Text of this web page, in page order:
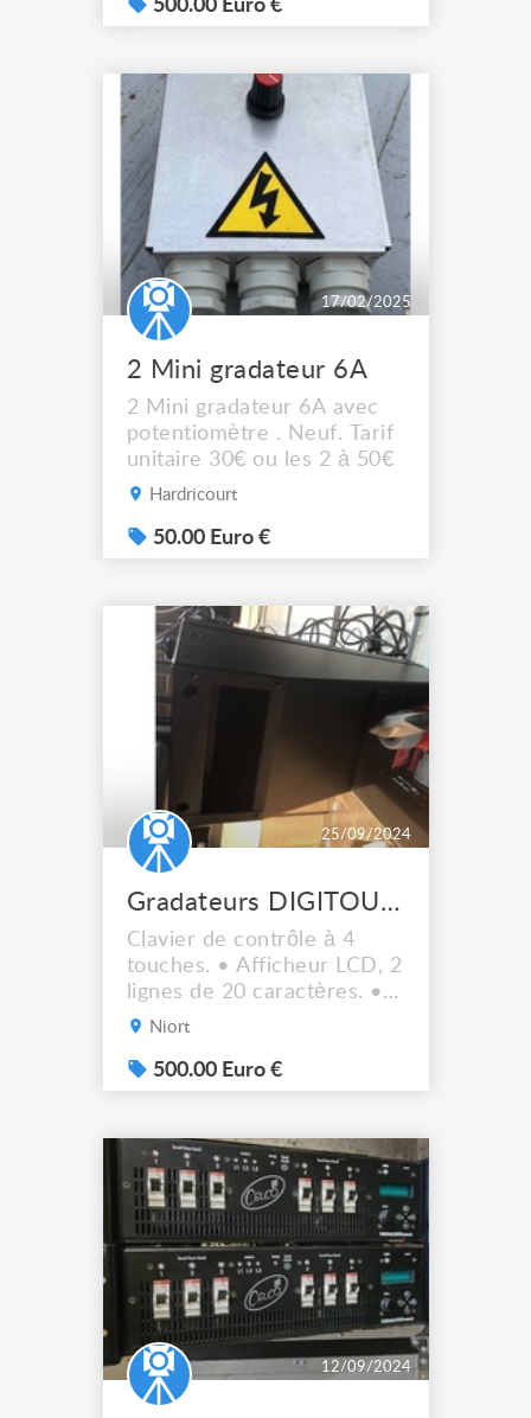
63A tri - 6 sorties 32A
mono a venir voir sur
prix unitaire: 600€ TTC soit
500€ HT
500.00 Euro €
17/02/2025
2 Mini gradateur 6A
2 Mini gradateur 6A avec
potentiomètre . Neuf. Tarif
unitaire 30€ ou les 2 à 50€
Hardricourt
50.00 Euro €
25/09/2024
Gradateurs DIGITOUR 6 Protocole DMX 512
Clavier de contrôle à 4
touches. • Afficheur LCD, 2
lignes de 20 caractères. •
Programmation sur l’unité
transferts (montée,
descente, retard, maintien,
mémoires et des
séquences sur l’unité
(manuelle, automatique) ou
en externe (DMX ou
0/+10V). • A...
Niort
500.00 Euro €
12/09/2024